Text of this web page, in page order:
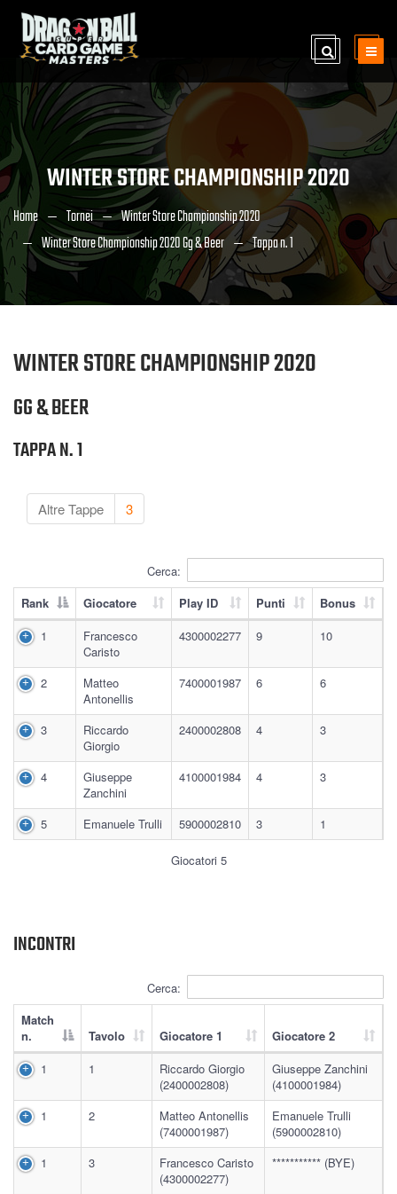
WINTER STORE CHAMPIONSHIP 2020
Home Tornei
Winter Store Championship 2020
Winter Store Championship 2020 Gg & Beer
Tappa n. 1
WINTER STORE CHAMPIONSHIP 2020
GG & BEER
TAPPA N. 1
Altre Tappe 3
Cerca:
Rank
Giocatore Play ID Punti
Bonus
1
Francesco
Caristo
4300002277 9 10
2
Matteo
Antonellis
7400001987 6 6
3
Riccardo
Giorgio
2400002808 4 3
4
Giuseppe
Zanchini
4100001984 4 3
5 Emanuele Trulli 5900002810 3 1
Giocatori 5
INCONTRI
Cerca:
Match
n.
Tavolo Giocatore 1
Giocatore 2
1
1
Riccardo Giorgio
(2400002808)
Giuseppe Zanchini
(4100001984)
1
2
Matteo Antonellis
(7400001987)
Emanuele Trulli
(5900002810)
1
3
Francesco Caristo
(4300002277)
*********** (BYE)